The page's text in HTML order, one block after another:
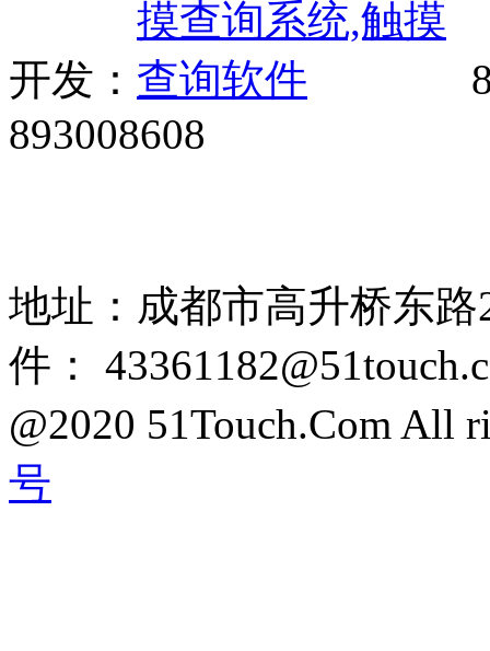
开发：
893008608
地址：成都市高升桥东
件：
@2020 51Touch.Com All
号